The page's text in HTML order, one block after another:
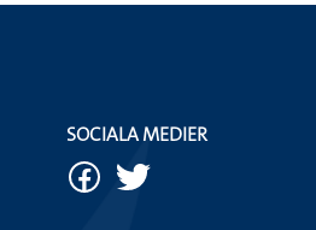
SOCIALA MEDIER